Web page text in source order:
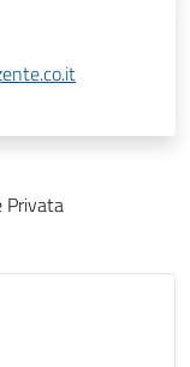
Privata